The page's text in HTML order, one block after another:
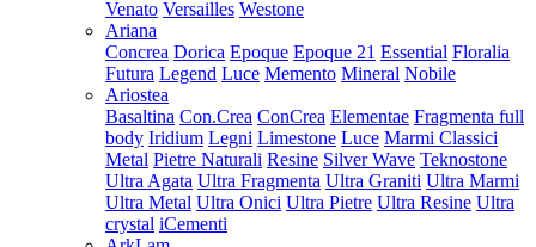
Venato Versailles Westone
Ariana
Concrea Dorica Epoque Epoque 21 Essential Floralia
Futura Legend Luce Memento Mineral Nobile
Ariostea
Basaltina Con.Crea ConCrea Elementae Fragmenta full
body Iridium Legni Limestone Luce Marmi Classici
Metal Pietre Naturali Resine Silver Wave Teknostone
Ultra Agata Ultra Fragmenta Ultra Graniti Ultra Marmi
Ultra Metal Ultra Onici Ultra Pietre Ultra Resine Ultra
crystal iCementi